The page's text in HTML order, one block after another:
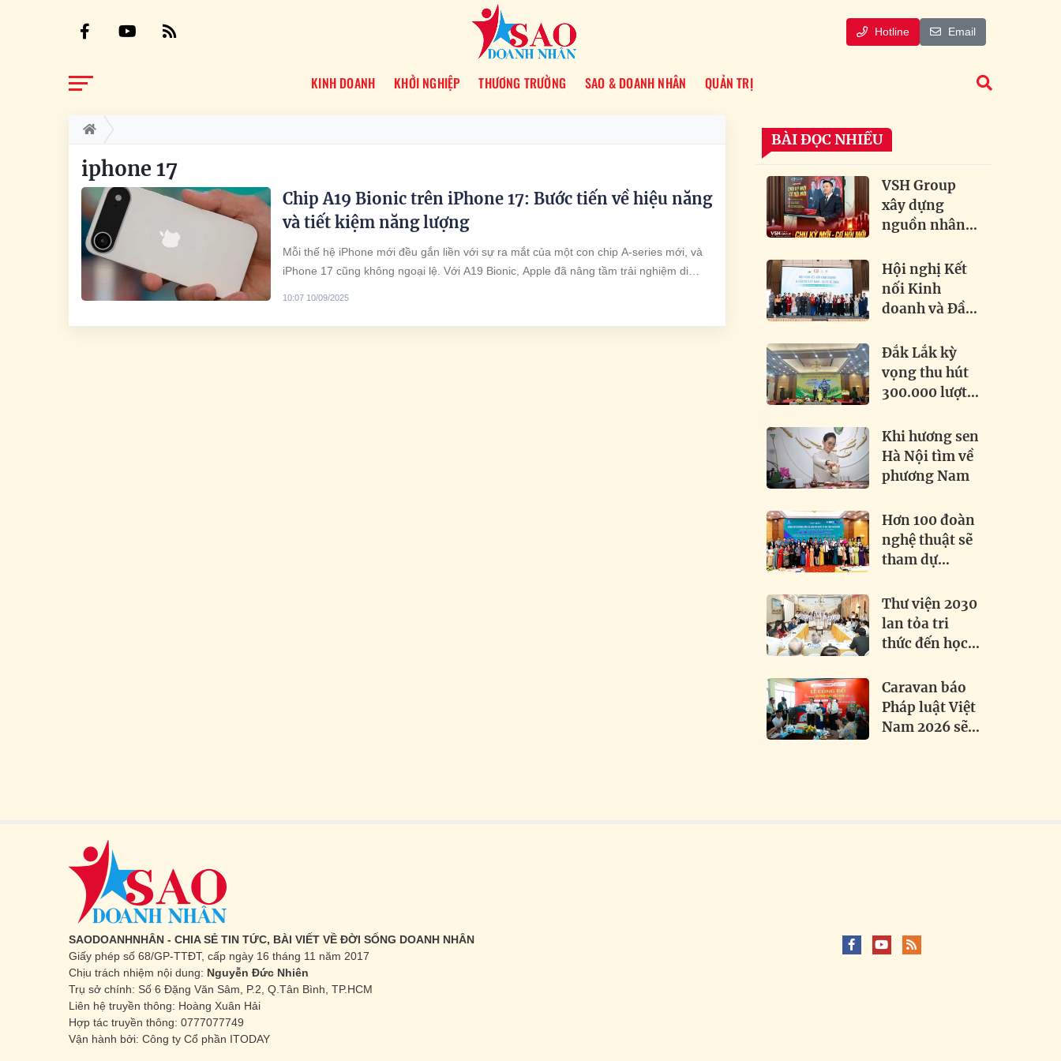
Hotline Email
KINH DOANH KHỞI NGHIỆP THƯƠNG TRƯỜNG SAO & DOANH NHÂN QUẢN TRỊ
iphone 17
Chip A19 Bionic trên iPhone 17: Bước tiến về hiệu năng
và tiết kiệm năng lượng
Mỗi thế hệ iPhone mới đều gắn liền với sự ra mắt của một con chip A-series mới, và
iPhone 17 cũng không ngoại lệ. Với A19 Bionic, Apple đã nâng tầm trải nghiệm di
còn là cách nó kết hợp cùng trí tuệ nhân tạo để định hình thế hệ iPhone mới.
10:07 10/09/2025
BÀI ĐỌC NHIỀU
VSH Group
xây dựng
nguồn nhân
cao đón dầu
xu hướng bất
động sản
Hội nghị Kết
nối Kinh
doanh và Đầu
Quốc tế 2026:
Khai phá tiềm
năng, thúc
toàn cầu
Đắk Lắk kỳ
vọng thu hút
300.000 lượt
hội Sầu riêng
2026
Khi hương sen
Hà Nội tìm về
phương Nam
Hơn 100 đoàn
nghệ thuật sẽ
tham dự
ca Dân vũ
Quốc tế 2026
tại Điện Biên
Thư viện 2030
lan tỏa tri
thức đến học
Lào tại
Attapeu
Caravan báo
Pháp luật Việt
Nam 2026 sẽ
SAODOANHNHÂN - CHIA SẺ TIN TỨC, BÀI VIẾT VỀ ĐỜI SỐNG DOANH NHÂN
Giấy phép số 68/GP-TTĐT, cấp ngày 16 tháng 11 năm 2017
Chịu trách nhiệm nội dung: Nguyễn Đức Nhiên
Trụ sở chính: Số 6 Đặng Văn Sâm, P.2, Q.Tân Bình, TP.HCM
Liên hệ truyền thông: Hoàng Xuân Hải
Hợp tác truyền thông: 0777077749
Vận hành bởi: Công ty Cổ phần ITODAY